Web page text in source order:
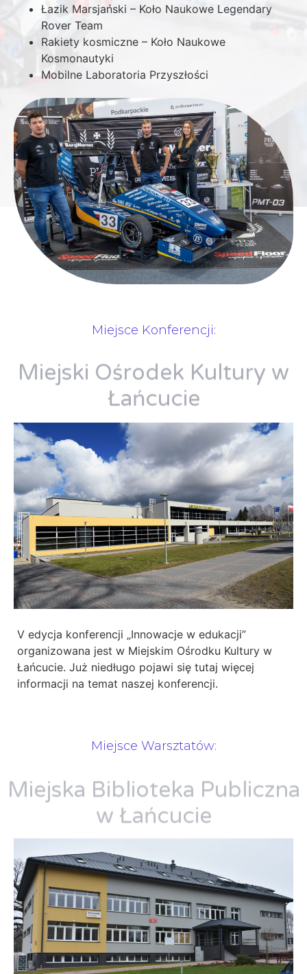
Łazik Marsjański – Koło Naukowe Legendary
Rover Team
Rakiety kosmiczne – Koło Naukowe
Kosmonautyki
Mobilne Laboratoria Przyszłości
Miejsce Konferencji:
Miejski Ośrodek Kultury w
Łańcucie
V edycja konferencji „Innowacje w edukacji”
organizowana jest w Miejskim Ośrodku Kultury w
Łańcucie. Już niedługo pojawi się tutaj więcej
informacji na temat naszej konferencji.
Miejsce Warsztatów:
Miejska Biblioteka Publiczna
w Łańcucie